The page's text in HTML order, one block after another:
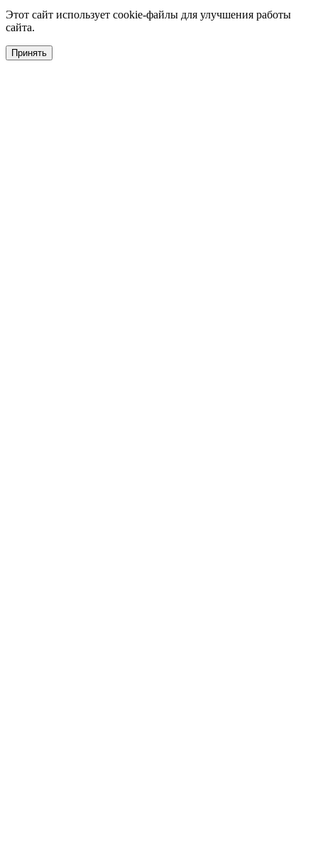
Этот сайт использует cookie-файлы для улучшения работы
сайта.
Принять